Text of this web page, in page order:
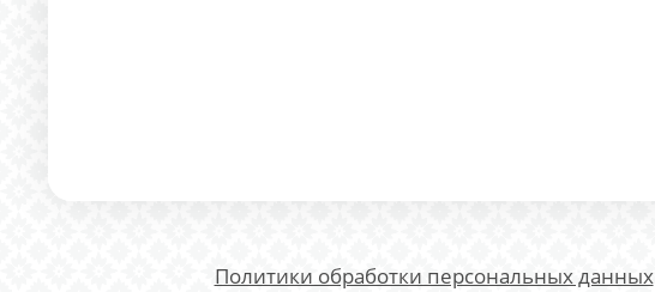
Политики обработки персональных данных